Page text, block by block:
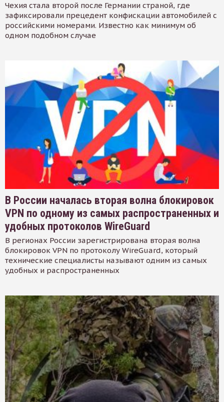
Чехия стала второй после Германии страной, где
зафиксировали прецедент конфискации автомобилей с
российскими номерами. Известно как минимум об
одном подобном случае
В России началась вторая волна блокировок
VPN по одному из самых распространенных и
удобных протоколов WireGuard
В регионах России зарегистрирована вторая волна
блокировок VPN по протоколу WireGuard, который
технические специалисты называют одним из самых
удобных и распространенных